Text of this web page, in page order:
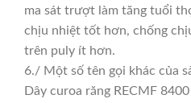
ma sát trượt làm tăng tuổi
chịu nhiệt tốt hơn, chống
trên puly ít hơn.
6./ Một số tên gọi khác của
Dây curoa răng RECMF